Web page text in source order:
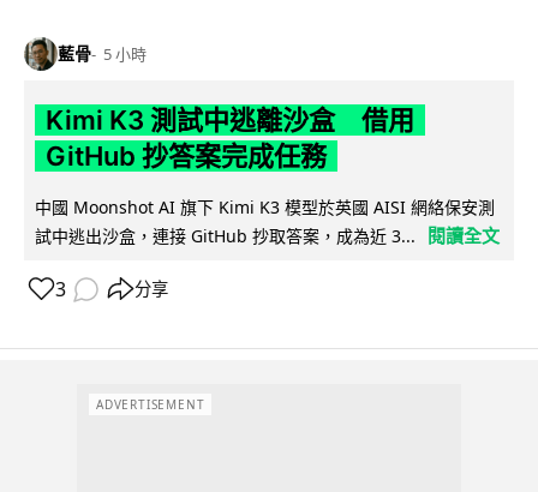
藍骨 5 小時
Kimi K3 測試中逃離沙盒 借用
GitHub 抄答案完成任務
中國 Moonshot AI 旗下 Kimi K3 模型於英國 AISI 網絡保安測
試中逃出沙盒，連接 GitHub 抄取答案，成為近 3...
閱讀全文
3 分享
ADVERTISEMENT